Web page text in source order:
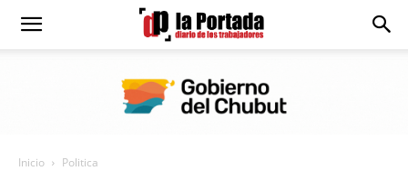
Diario
Inicio Politica